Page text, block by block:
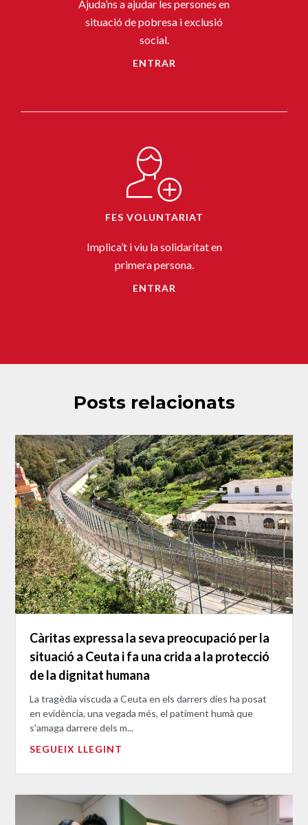
Ajuda’ns a ajudar les persones en
situació de pobresa i exclusió
social.
ENTRAR
FES VOLUNTARIAT
Implica’t i viu la solidaritat en
primera persona.
ENTRAR
Posts relacionats
Càritas expressa la seva preocupació per la
situació a Ceuta i fa una crida a la protecció
de la dignitat humana
La tragèdia viscuda a Ceuta en els darrers dies ha posat
en evidència, una vegada més, el patiment humà que
s'amaga darrere dels m...
SEGUEIX LLEGINT